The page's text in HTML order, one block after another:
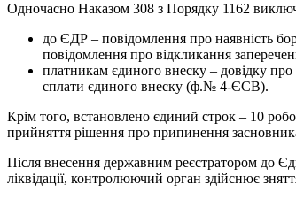
Одночасно Наказом 308 з Порядку 1162
до ЄДР – повідомлення про наявність
повідомлення про відкликання
платникам єдиного внеску – довідку про
сплати єдиного внеску (ф.№ 4-ЄСВ).
Крім того, встановлено єдиний строк – 10
прийняття рішення про припинення
Після внесення державним реєстратором до
ліквідації, контролюючий орган здійснює